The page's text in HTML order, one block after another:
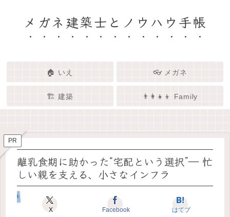
メガネ建築士とノウハウ手帳
🏠 いえ 👓 メガネ
🏗️ 建築 👨‍👩‍👧‍👦 Family
🏠✨ 建築士と考える「いい家」
👓✨ メガネの奥にある「わたし
🏗️✨ 建築 × エンタメで、暮らし
👨‍👩‍👧🌿 Family – 暮らしを育て
PR
離乳食期に助かった“宅配という選択”― 忙
しい親を支える、小さなインフラ
Familyと子育て
X Facebook はてブ